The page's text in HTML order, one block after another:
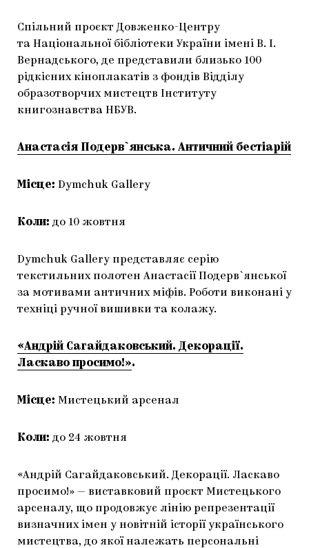
Спільний проєкт Довженко-Центру
та Національної бібліотеки України імені В. І.
Вернадського, де представили близько 100
рідкісних кіноплакатів з фондів Відділу
образотворчих мистецтв Інституту
книгознавства НБУВ.
Анастасія Подерв`янська. Античний бестіарій
Місце: Dymchuk Gallery
Коли: до 10 жовтня
Dymchuk Gallery представляє серію
текстильних полотен Анастасії Подерв`янської
за мотивами античних міфів. Роботи виконані у
техніці ручної вишивки та колажу.
«Андрій Сагайдаковський. Декорації.
Ласкаво просимо!».
Місце: Мистецький арсенал
Коли: до 24 жовтня
«Андрій Сагайдаковський. Декорації. Ласкаво
просимо!» — виставковий проєкт Мистецького
арсеналу, що продовжує лінію репрезентації
визначних імен у новітній історії українського
мистецтва, до якої належать персональні